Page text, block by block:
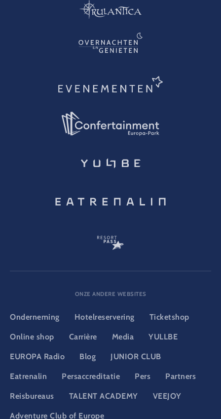
ONZE ANDERE WEBSITES
Onderneming Hotelreservering Ticketshop
Online shop Carrière Media YULLBE
EUROPA Radio Blog JUNIOR CLUB
Eatrenalin Persaccreditatie Pers Partners
Reisbureaus TALENT ACADEMY VEEJOY
Adventure Club of Europe